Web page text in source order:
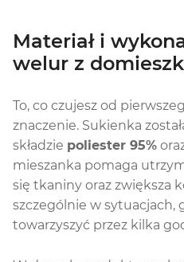
Materiał i
welur z
To, co czujesz od
znaczenie. Sukienka
składzie poliester 95%
mieszanka pomaga
się tkaniny oraz zwiększa
szczególnie w sytuacjach,
towarzyszyć przez kilka